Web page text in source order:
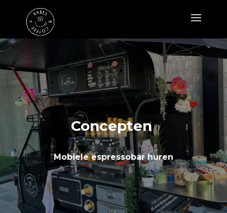
Concepten
Mobiele espressobar huren